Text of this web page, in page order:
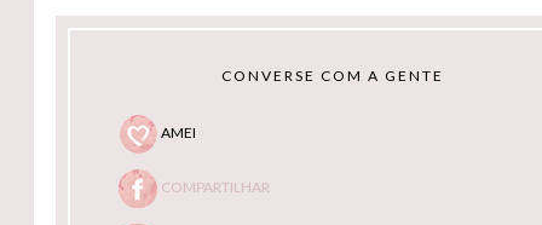
CONVERSE COM A GENTE
AMEI
COMPARTILHAR